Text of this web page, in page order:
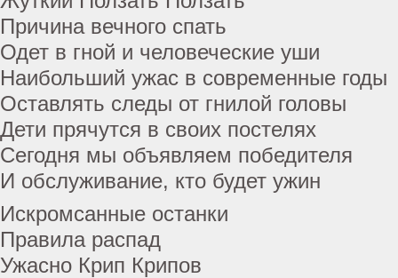
Причина вечного спать
Одет в гной и человеческие уши
Наибольший ужас в современные годы
Оставлять следы от гнилой головы
Дети прячутся в своих постелях
Сегодня мы объявляем победителя
И обслуживание, кто будет ужин
Искромсанные останки
Правила распад
Ужасно Крип Крипов